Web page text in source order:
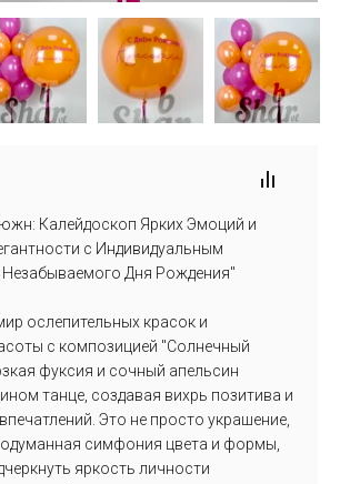
Калейдоскоп Ярких Эмоций и
с Индивидуальным
Дня Рождения"
ослепительных красок и
с композицией "Солнечный
фуксия и сочный апельсин
танце, создавая вихрь позитива и
Это не просто украшение,
симфония цвета и формы,
яркость личности